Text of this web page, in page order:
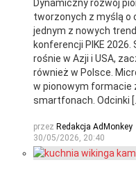
Dynamiczny rozwój
tworzonych z myślą o
jednym z nowych
konferencji PIKE
rośnie w Azji i USA,
również w Polsce.
w pionowym formacie
smartfonach. Odcinki
przez Redakcja AdMonkey
30/05/2026, 20:40